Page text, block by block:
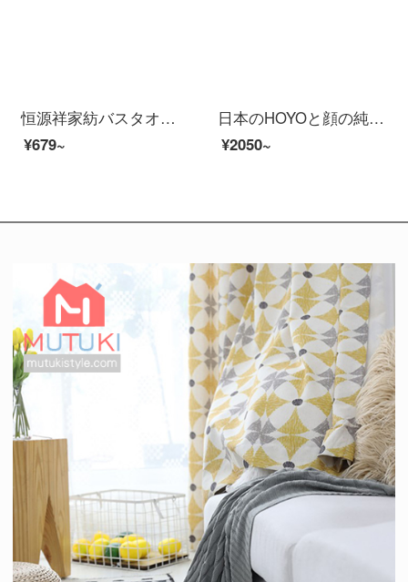
恒源祥家紡バスタオルセット厚い全綿A類抗菌ベビーバスタオル吸水通気性大人純綿セットデジタル子供服-白いバスタオル*1
¥679~
日本のHOYOと顔の純綿の浴の長さのモデルの男女の家庭用吸水速乾綿のカップルのタイプの浴衣の本の白いSコードは身長の155-170 cmに適します。
¥2050~